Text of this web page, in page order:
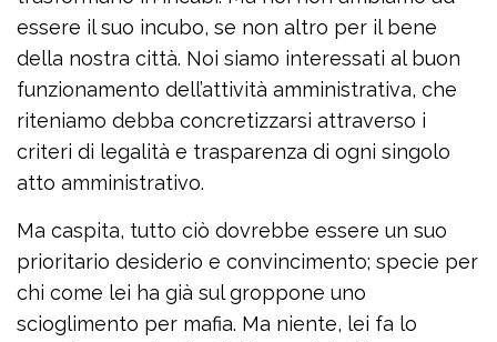
essere il suo incubo, se non altro per il bene
della nostra città. Noi siamo interessati al buon
funzionamento dell’attività amministrativa, che
riteniamo debba concretizzarsi attraverso i
criteri di legalità e trasparenza di ogni singolo
atto amministrativo.
Ma caspita, tutto ciò dovrebbe essere un suo
prioritario desiderio e convincimento; specie per
chi come lei ha già sul groppone uno
scioglimento per mafia. Ma niente, lei fa lo